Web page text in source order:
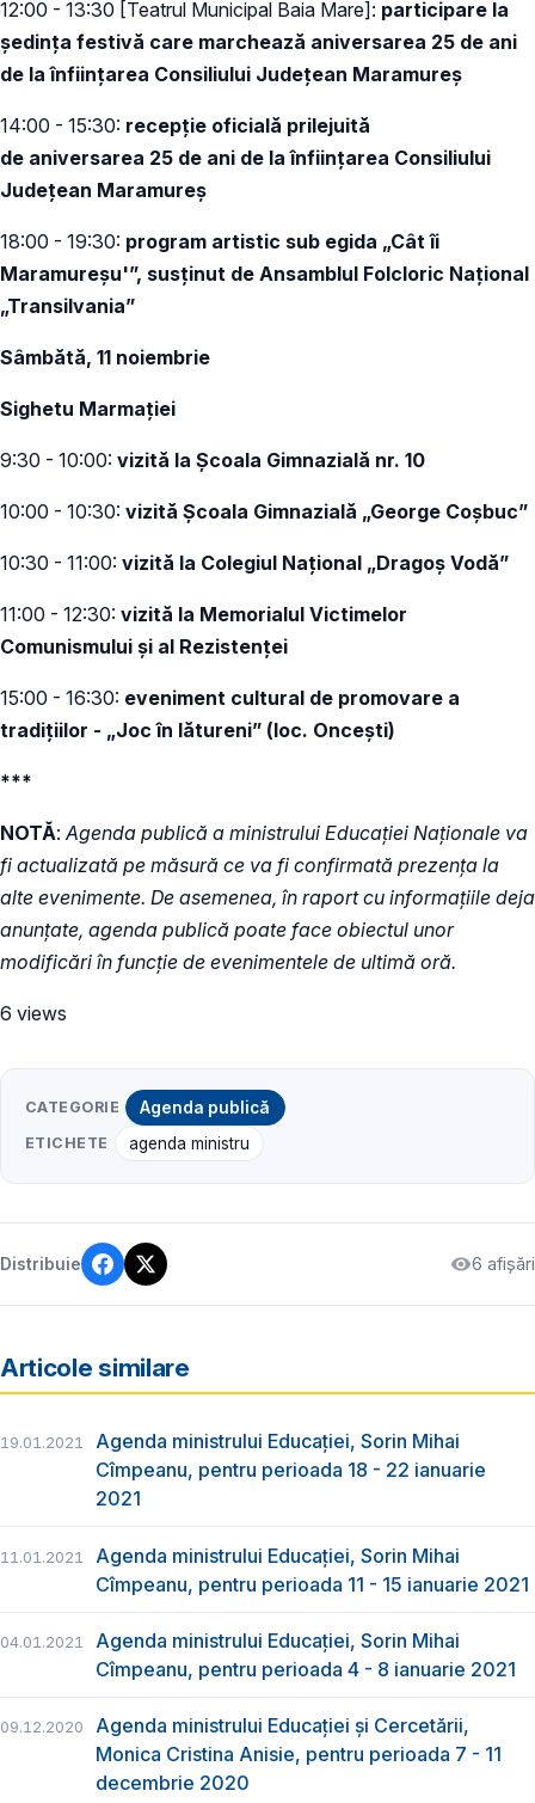
12:00 - 13:30 [Teatrul Municipal Baia Mare]: participare la
ședința festivă care marchează aniversarea 25 de ani
de la înființarea Consiliului Județean Maramureș
14:00 - 15:30: recepție oficială prilejuită
de aniversarea 25 de ani de la înființarea Consiliului
Județean Maramureș
18:00 - 19:30: program artistic sub egida „Cât îi
Maramureșu'”, susținut de Ansamblul Folcloric Național
„Transilvania”
Sâmbătă, 11 noiembrie
Sighetu Marmației
9:30 - 10:00: vizită la Școala Gimnazială nr. 10
10:00 - 10:30: vizită Școala Gimnazială „George Coșbuc”
10:30 - 11:00: vizită la Colegiul Național „Dragoș Vodă”
11:00 - 12:30: vizită la Memorialul Victimelor
Comunismului şi al Rezistenţei
15:00 - 16:30: eveniment cultural de promovare a
tradițiilor - „Joc în lătureni” (loc. Oncești)
***
NOTĂ: Agenda publică a ministrului Educației Naționale va
fi actualizată pe măsură ce va fi confirmată prezența la
alte evenimente. De asemenea, în raport cu informațiile deja
anunțate, agenda publică poate face obiectul unor
modificări în funcție de evenimentele de ultimă oră.
6 views
CATEGORIE Agenda publică
ETICHETE agenda ministru
Distribuie 6 afișări
Articole similare
19.01.2021
Agenda ministrului Educației, Sorin Mihai
Cîmpeanu, pentru perioada 18 - 22 ianuarie
2021
11.01.2021
Agenda ministrului Educației, Sorin Mihai
Cîmpeanu, pentru perioada 11 - 15 ianuarie 2021
04.01.2021
Agenda ministrului Educației, Sorin Mihai
Cîmpeanu, pentru perioada 4 - 8 ianuarie 2021
09.12.2020
Agenda ministrului Educației și Cercetării,
Monica Cristina Anisie, pentru perioada 7 - 11
decembrie 2020